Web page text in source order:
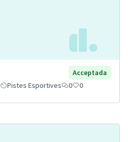
Acceptada
Pistes Esportives 0 0